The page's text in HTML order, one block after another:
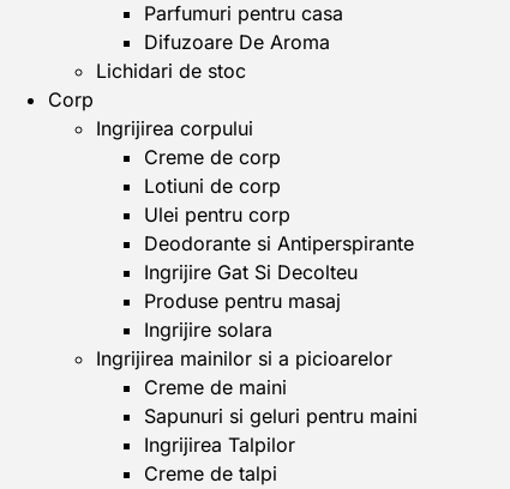
Parfumuri pentru casa
Difuzoare De Aroma
Lichidari de stoc
Corp
Ingrijirea corpului
Creme de corp
Lotiuni de corp
Ulei pentru corp
Deodorante si Antiperspirante
Ingrijire Gat Si Decolteu
Produse pentru masaj
Ingrijire solara
Ingrijirea mainilor si a picioarelor
Creme de maini
Sapunuri si geluri pentru maini
Ingrijirea Talpilor
Creme de talpi